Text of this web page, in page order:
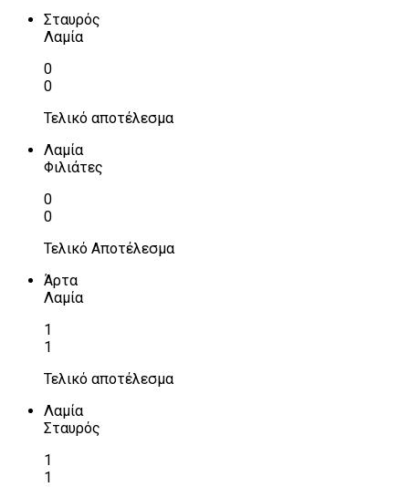
Σταυρός
Λαμία
0
0
Τελικό αποτέλεσμα
Λαμία
Φιλιάτες
0
0
Τελικό Αποτέλεσμα
Άρτα
Λαμία
1
1
Τελικό αποτέλεσμα
Λαμία
Σταυρός
1
1